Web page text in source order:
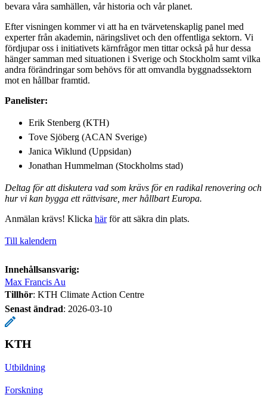
bevara våra samhällen, vår historia och vår planet.
Efter visningen kommer vi att ha en tvärvetenskaplig panel med
experter från akademin, näringslivet och den offentliga sektorn. Vi
fördjupar oss i initiativets kärnfrågor men tittar också på hur dessa
hänger samman med situationen i Sverige och Stockholm samt vilka
andra förändringar som behövs för att omvandla byggnadssektorn
mot en hållbar framtid.
Panelister:
Erik Stenberg (KTH)
Tove Sjöberg (ACAN Sverige)
Janica Wiklund (Uppsidan)
Jonathan Hummelman (Stockholms stad)
Deltag för att diskutera vad som krävs för en radikal renovering och
hur vi kan bygga ett rättvisare, mer hållbart Europa.
Anmälan krävs! Klicka härför att säkra din plats.
Till kalendern
Innehållsansvarig:
Max Francis Au
Tillhör: KTH Climate Action Centre
Senast ändrad: 2026-03-10
KTH
Utbildning
Forskning